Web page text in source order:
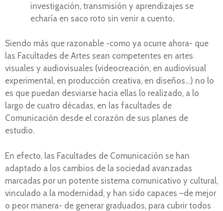
investigación, transmisión y aprendizajes se
echaría en saco roto sin venir a cuento.
Siendo más que razonable -como ya ocurre ahora- que
las Facultades de Artes sean competentes en artes
visuales y audiovisuales (videocreación, en audiovisual
experimental, en producción creativa, en diseños…) no lo
es que puedan desviarse hacia ellas lo realizado, a lo
largo de cuatro décadas, en las facultades de
Comunicación desde el corazón de sus planes de
estudio.
En efecto, las Facultades de Comunicación se han
adaptado a los cambios de la sociedad avanzadas
marcadas por un potente sistema comunicativo y cultural,
vinculado a la modernidad, y han sido capaces –de mejor
o peor manera- de generar graduados, para cubrir todos